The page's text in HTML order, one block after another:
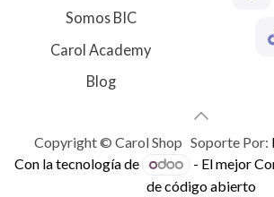
Somos BIC
Carol Academy
Blog
Copyright © Carol Shop Soporte Por:
Con la tecnología de
- El mejor
de código abierto